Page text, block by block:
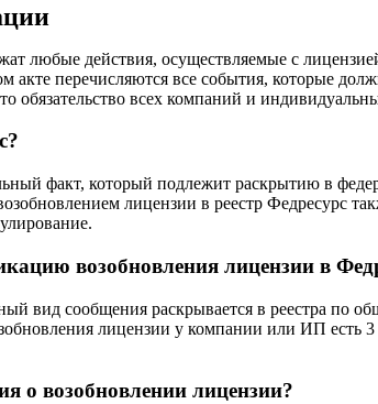
любые действия, осуществляемые с
перечисляются все события, которые
обязательство всех компаний и
факт, который подлежит раскрытию в
лицензии в реестр Федресурс
возобновления лицензии в
вид сообщения раскрывается в реестра по
лицензии у компании или ИП есть
о возобновлении лицензии?